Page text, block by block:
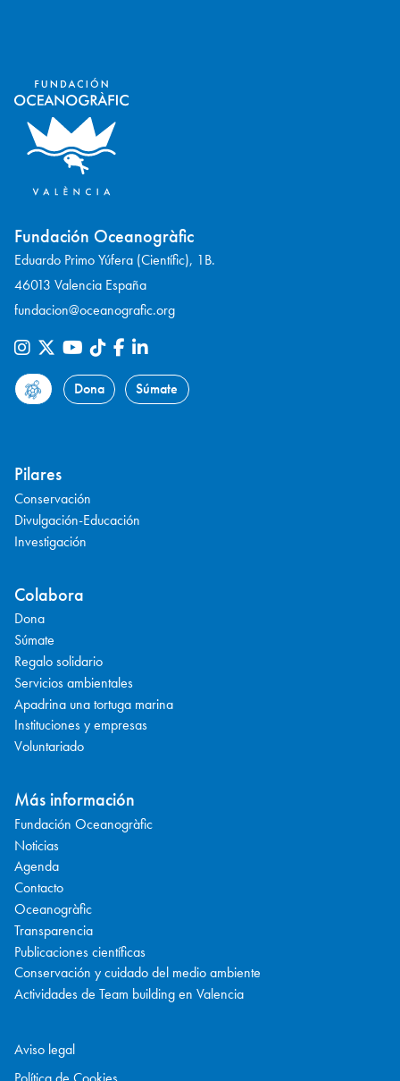
Fundación Oceanogràfic
Eduardo Primo Yúfera (Científic), 1B.
46013 Valencia España
fundacion@oceanografic.org
Dona Súmate
Pilares
Conservación
Divulgación-Educación
Investigación
Colabora
Dona
Súmate
Regalo solidario
Servicios ambientales
Apadrina una tortuga marina
Instituciones y empresas
Voluntariado
Más información
Fundación Oceanogràfic
Noticias
Agenda
Contacto
Oceanogràfic
Transparencia
Publicaciones científicas
Conservación y cuidado del medio ambiente
Actividades de Team building en Valencia
Aviso legal